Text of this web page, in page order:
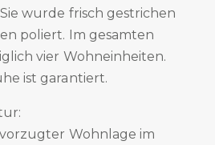
wurde frisch gestrichen
poliert. Im gesamten
vier Wohneinheiten.
ist garantiert.
Wohnlage im